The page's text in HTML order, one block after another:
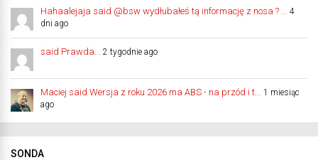
Hahaalejaja said @bsw wydłubałeś tą informację z nosa ? ...
4
dni ago
said Prawda... 2 tygodnie ago
Maciej said Wersja z roku 2026 ma ABS - na przód i t...
1 miesiąc
ago
SONDA